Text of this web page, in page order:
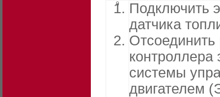
9
Подключить
датчика
Отсоединить
контроллера
системы
двигателем